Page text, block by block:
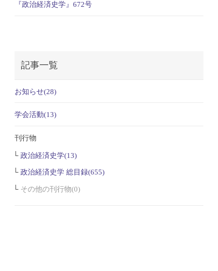
『政治経済史学』672号
記事一覧
お知らせ(28)
学会活動(13)
刊行物
政治経済史学(13)
政治経済史学 総目録(655)
その他の刊行物